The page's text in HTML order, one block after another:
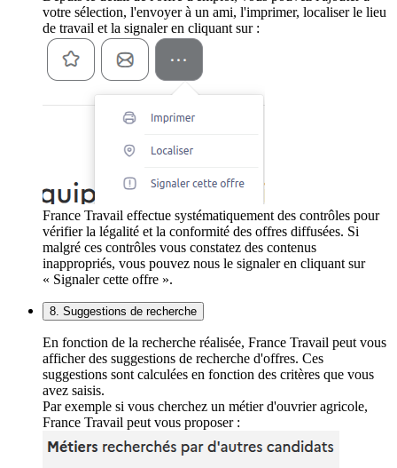
votre sélection, l'envoyer à un ami, l'imprimer, localiser le lieu
de travail et la signaler en cliquant sur :
France Travail effectue systématiquement des contrôles pour
vérifier la légalité et la conformité des offres diffusées. Si
malgré ces contrôles vous constatez des contenus
inappropriés, vous pouvez nous le signaler en cliquant sur
« Signaler cette offre ».
8. Suggestions de recherche
En fonction de la recherche réalisée, France Travail peut vous
afficher des suggestions de recherche d'offres. Ces
suggestions sont calculées en fonction des critères que vous
avez saisis.
Par exemple si vous cherchez un métier d'ouvrier agricole,
France Travail peut vous proposer :